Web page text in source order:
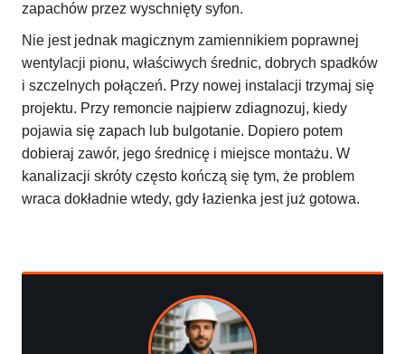
zapachów przez wyschnięty syfon.
Nie jest jednak magicznym zamiennikiem poprawnej
wentylacji pionu, właściwych średnic, dobrych spadków
i szczelnych połączeń. Przy nowej instalacji trzymaj się
projektu. Przy remoncie najpierw zdiagnozuj, kiedy
pojawia się zapach lub bulgotanie. Dopiero potem
dobieraj zawór, jego średnicę i miejsce montażu. W
kanalizacji skróty często kończą się tym, że problem
wraca dokładnie wtedy, gdy łazienka jest już gotowa.